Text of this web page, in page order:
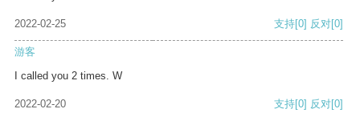
2022-02-25 支持[0] 反对[0]
游客
I called you 2 times. W
2022-02-20 支持[0] 反对[0]